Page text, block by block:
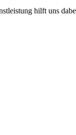
hilft uns